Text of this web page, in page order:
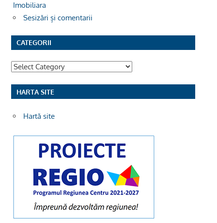
Imobiliara
Sesizări și comentarii
CATEGORII
Categorii
HARTA SITE
Hartă site